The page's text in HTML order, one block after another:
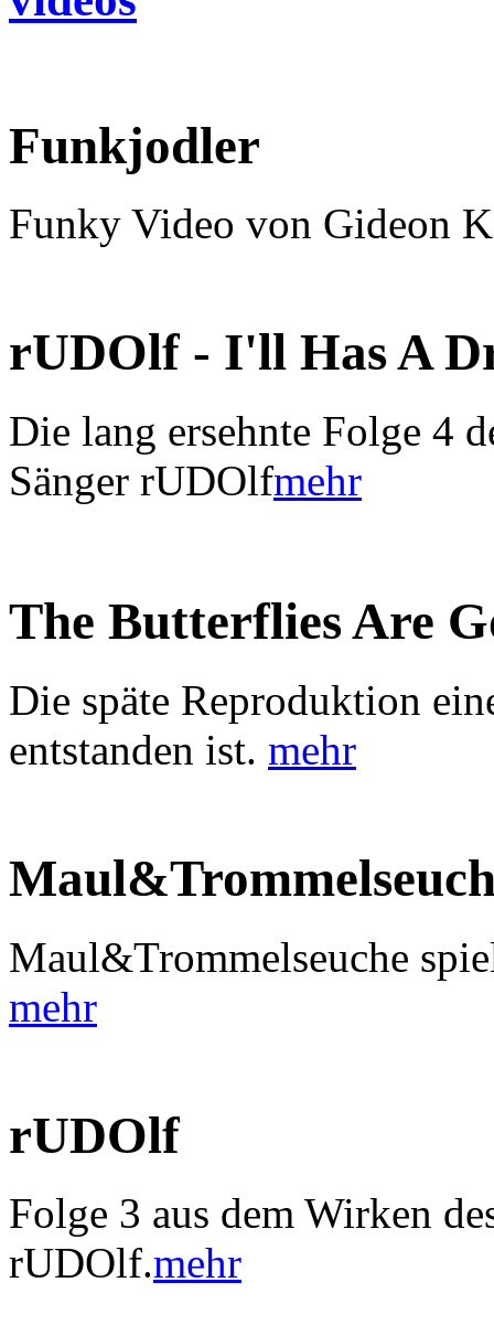
Funkjodler
Funky Video von Gideon
rUDOlf - I'll Has A
Die lang ersehnte Folge 4
Sänger rUDOlfmehr
The Butterflies Are
Die späte Reproduktion
entstanden ist. mehr
Maul&Trommelseuche
mehr
rUDOlf
Folge 3 aus dem Wirken
rUDOlf.mehr